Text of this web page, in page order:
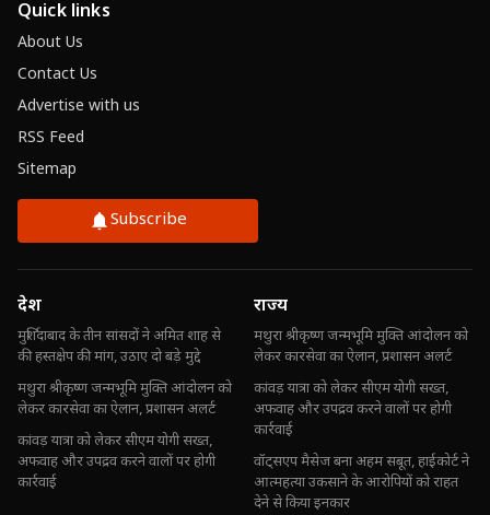
Quick links
About Us
Contact Us
Advertise with us
RSS Feed
Sitemap
Subscribe
देश
मुर्शिदाबाद के तीन सांसदों ने अमित शाह से
की हस्तक्षेप की मांग, उठाए दो बड़े मुद्दे
मथुरा श्रीकृष्ण जन्मभूमि मुक्ति आंदोलन को
लेकर कारसेवा का ऐलान, प्रशासन अलर्ट
कांवड़ यात्रा को लेकर सीएम योगी सख्त,
अफवाह और उपद्रव करने वालों पर होगी
कार्रवाई
राज्य
मथुरा श्रीकृष्ण जन्मभूमि मुक्ति आंदोलन को
लेकर कारसेवा का ऐलान, प्रशासन अलर्ट
कांवड़ यात्रा को लेकर सीएम योगी सख्त,
अफवाह और उपद्रव करने वालों पर होगी
कार्रवाई
वॉट्सएप मैसेज बना अहम सबूत, हाईकोर्ट ने
आत्महत्या उकसाने के आरोपियों को राहत
देने से किया इनकार